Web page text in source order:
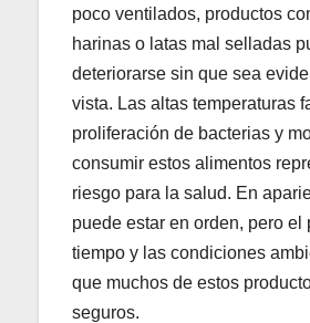
poco ventilados, productos
harinas o latas mal selladas
deteriorarse sin que sea
vista. Las altas temperaturas
proliferación de bacterias y
consumir estos alimentos
riesgo para la salud. En
puede estar en orden, pero el
tiempo y las condiciones
que muchos de estos
seguros.